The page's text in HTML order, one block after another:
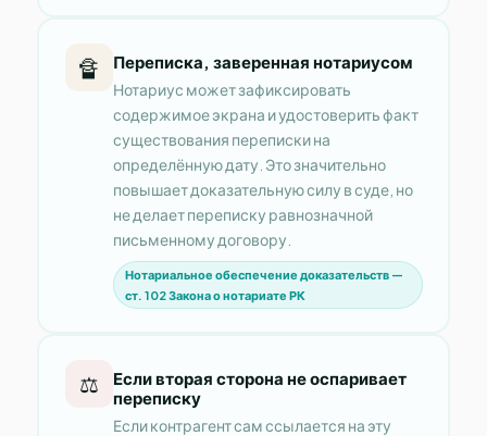
🔏 Переписка, заверенная нотариусом
Нотариус может зафиксировать
содержимое экрана и удостоверить факт
существования переписки на
определённую дату. Это значительно
повышает доказательную силу в суде, но
не делает переписку равнозначной
письменному договору.
Нотариальное обеспечение доказательств —
ст. 102 Закона о нотариате РК
⚖️
Если вторая сторона не оспаривает
переписку
Если контрагент сам ссылается на эту